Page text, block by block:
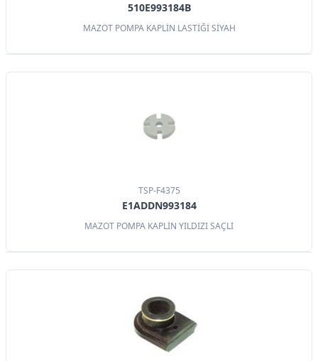
510E993184B
MAZOT POMPA KAPLİN LASTİĞİ SİYAH
TSP-F4375
E1ADDN993184
MAZOT POMPA KAPLİN YILDIZI SAÇLI